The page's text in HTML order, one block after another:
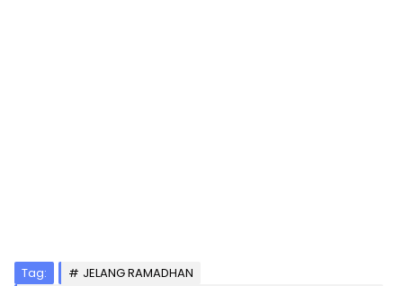
Tag:
JELANG RAMADHAN